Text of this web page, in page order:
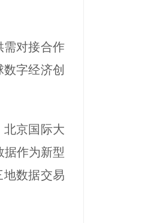
对接合作
字经济创
京国际大
据作为新型
地数据交易